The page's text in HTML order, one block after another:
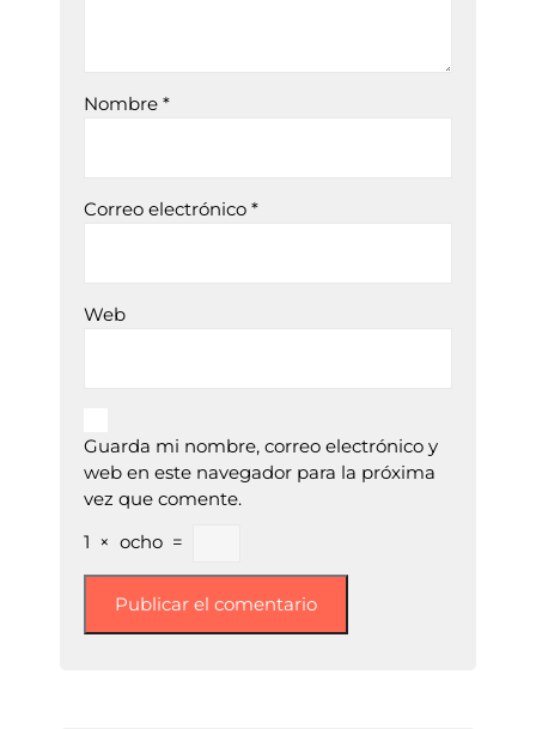
Nombre *
Correo electrónico *
Web
Guarda mi nombre, correo electrónico y
web en este navegador para la próxima
vez que comente.
1 × ocho =